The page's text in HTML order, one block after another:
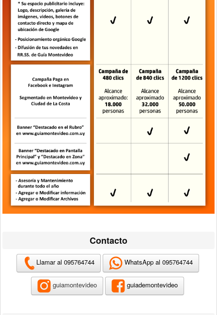
Contacto
Llamar al 095764744 WhatsApp al 095764744
guiamontevideo guiademontevideo